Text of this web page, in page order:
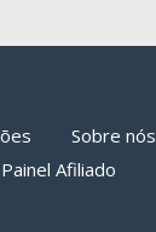
Sobre nós
Painel Afiliado